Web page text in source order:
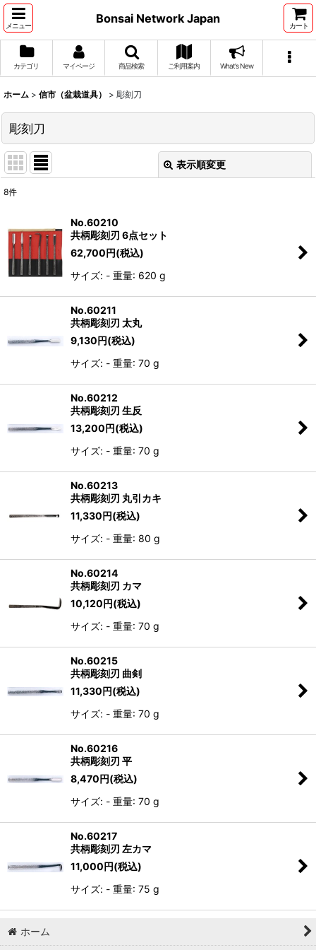
メニュー
Bonsai Network Japan
カート
カテゴリ マイページ 商品検索 ご利用案内 What's New
ホーム > 信市（盆栽道具） > 彫刻刀
彫刻刀
表示順変更
並び順 :
絞り込む
8件
No.60210
共柄彫刻刃 6点セット
62,700円(税込)
サイズ: - 重量: 620 g
No.60211
共柄彫刻刃 太丸
9,130円(税込)
サイズ: - 重量: 70 g
No.60212
共柄彫刻刃 生反
13,200円(税込)
サイズ: - 重量: 70 g
No.60213
共柄彫刻刃 丸引カキ
11,330円(税込)
サイズ: - 重量: 80 g
No.60214
共柄彫刻刃 カマ
10,120円(税込)
サイズ: - 重量: 70 g
No.60215
共柄彫刻刃 曲剣
11,330円(税込)
サイズ: - 重量: 70 g
No.60216
共柄彫刻刃 平
8,470円(税込)
サイズ: - 重量: 70 g
No.60217
共柄彫刻刃 左カマ
11,000円(税込)
サイズ: - 重量: 75 g
ホーム